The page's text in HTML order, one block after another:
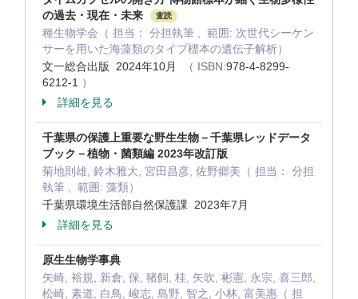
の過去・現在・未来
査読
種生物学会（ 担当： 分担執筆 , 範囲: 次世代シーケン
サーを用いた海藻類のタイプ標本の遺伝子解析）
文一総合出版 2024年10月
（ ISBN:978-4-8299-
6212-1 ）
詳細を見る
千葉県の保護上重要な野生生物－千葉県レッドデータ
ブック－植物・菌類編 2023年改訂版
菊地則雄, 鈴木雅大, 宮田昌彦, 佐野郷美（ 担当： 分担
執筆 , 範囲: 藻類）
千葉県環境生活部自然保護課 2023年7月
詳細を見る
原生生物学事典
矢崎, 裕規, 新倉, 保, 猪飼, 桂, 矢吹, 彬憲, 永宗, 喜三郎,
松崎, 素道, 白鳥, 峻志, 島野, 智之, 小林, 富美惠（ 担